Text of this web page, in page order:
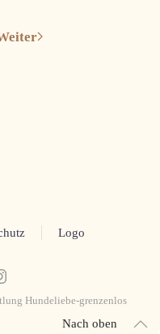
Nach oben
Logo
Hundeliebe-grenzenlos